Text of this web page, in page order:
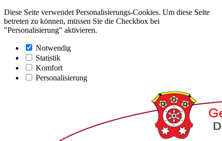
Diese Seite verwendet Personalisierungs-Cookies. Um diese Seite
betreten zu können, müssen Sie die Checkbox bei
"Personalisierung" aktivieren.
Notwendig
Statistik
Komfort
Personalisierung